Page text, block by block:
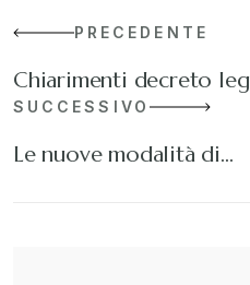
PRECEDENTE
Chiarimenti decreto
SUCCESSIVO
Le nuove modalità di…